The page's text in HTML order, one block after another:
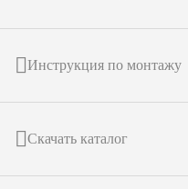
Инструкция по монтажу
Скачать каталог